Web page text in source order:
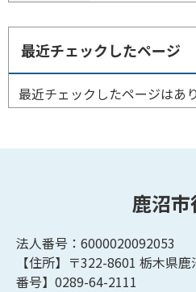
最近チェックしたページ
最近チェックしたページはあ
鹿沼
法人番号：6000020092053
【住所】〒322-8601 栃木県鹿
番号】0289-64-2111